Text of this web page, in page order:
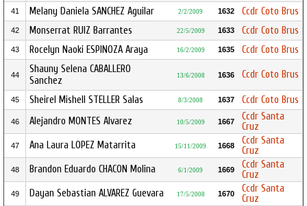
41 Melany Daniela SANCHEZ Aguilar 2/2/2009 1632 Ccdr Coto Brus
42 Monserrat RUIZ Barrantes 22/5/2009 1633 Ccdr Coto Brus
43 Rocelyn Naoki ESPINOZA Araya 16/2/2009 1635 Ccdr Coto Brus
44
Shauny Selena CABALLERO
Sanchez
13/6/2008 1636 Ccdr Coto Brus
45 Sheirel Mishell STELLER Salas 8/3/2008 1637 Ccdr Coto Brus
46 Alejandro MONTES Alvarez 10/5/2009 1667
Ccdr Santa
Cruz
47 Ana Laura LOPEZ Matarrita 15/11/2009 1668
Ccdr Santa
Cruz
48 Brandon Eduardo CHACON Molina 6/1/2009 1669
Ccdr Santa
Cruz
49 Dayan Sebastian ALVAREZ Guevara 17/5/2008 1670
Ccdr Santa
Cruz